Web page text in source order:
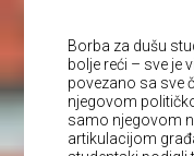
Borba za dušu
bolje reći – sve je
povezano sa sve
njegovom
samo njegovom
artikulacijom